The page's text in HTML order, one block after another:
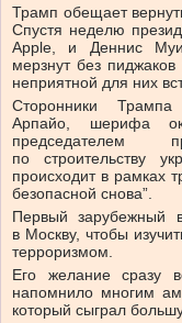
Трамп обещает
Спустя неделю
Apple, и Деннис
мерзнут без
неприятной для них
Сторонники
Арпайо, шерифа
председателем
по строительству
происходит в рамках
безопасной снова”.
Первый зарубежный
в Москву, чтобы
терроризмом.
Его желание сразу
напомнило многим
который сыграл